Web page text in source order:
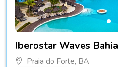
Iberostar Waves Bahia
Praia do Forte, BA